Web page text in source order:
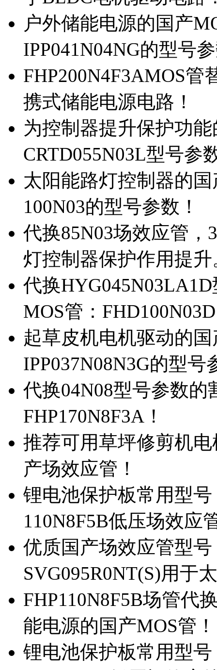
户外储能电源的国产
IPP041N04NG的型号
FHP200N4F3AMOS管
携式储能电源电路！
为控制器提升保护功
CRTD055N03L型号参
太阳能路灯控制器的
100N03的型号参数！
代换85N03场效应管
灯控制器保护作用提升
代换
MOS管：
起草皮机电机驱动的
IPP037N08N3G的型号
代换04N08型号参数
FHP170N8F3A！
推荐可用草坪修剪机电
产场效应管！
锂电池保护板常用型号
110N8F5B低压场效应
优质国产场效应管型
SVG095R0NT(S)用于
FHP110N8F5B场管代
能电源的国产MOS管！
锂电池保护板常用型